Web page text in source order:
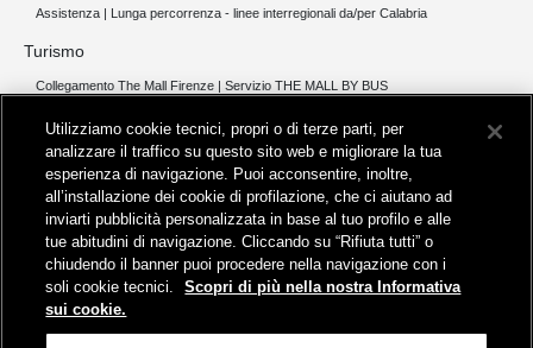
Assistenza | Lunga percorrenza - linee interregionali da/per Calabria
Turismo
Collegamento The Mall Firenze | Servizio THE MALL BY BUS
Servizi di noleggio con conducente
Servizio di navigazione sul Lago Trasimeno
News e comunicati stampa
Comunicati stampa
Busitalia – Sita Nord, Gruppo FS Italiane, è attiva nei servizi di
trasporto locale in Italia ed all'estero, che gestisce direttamente o
attraverso società controllate.
Sede Amministrativa:Viale Fratelli Rosselli, 80 - 50123 Firenze
Utilizziamo cookie tecnici, propri o di terze parti, per
analizzare il traffico su questo sito web e migliorare la tua
esperienza di navigazione. Puoi acconsentire, inoltre,
all’installazione dei cookie di profilazione, che ci aiutano ad
inviarti pubblicità personalizzata in base al tuo profilo e alle
tue abitudini di navigazione. Cliccando su “Rifiuta tutti” o
chiudendo il banner puoi procedere nella navigazione con i
soli cookie tecnici.
Scopri di più nella nostra Informativa
sui cookie.